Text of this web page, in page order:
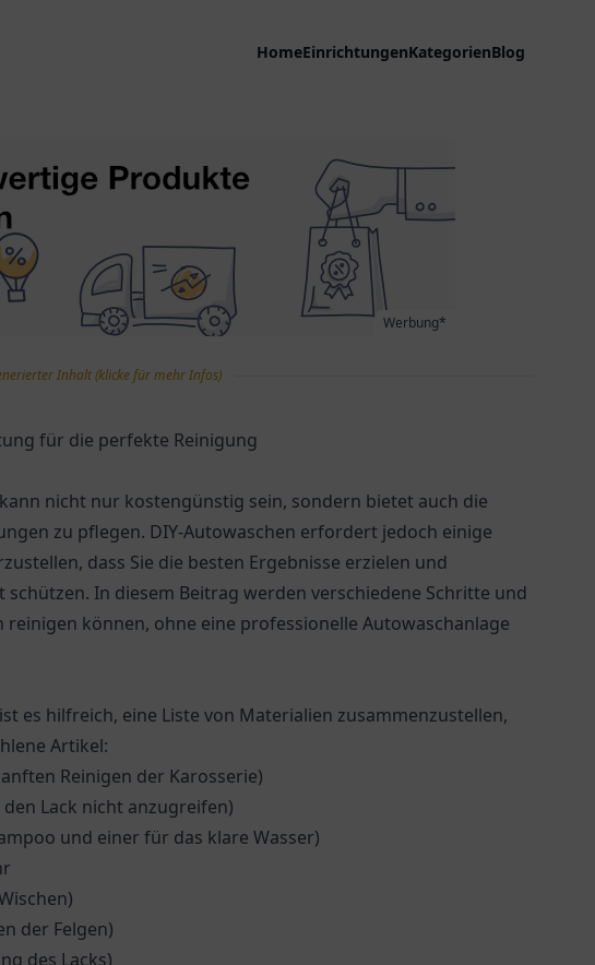
HomeEinrichtungenKategorienBlog
Werbung*
Inhalt (klicke für mehr Infos)
für die perfekte Reinigung
nicht nur kostengünstig sein, sondern bietet auch die
zu pflegen. DIY-Autowaschen erfordert jedoch einige
dass Sie die besten Ergebnisse erzielen und
In diesem Beitrag werden verschiedene Schritte und
können, ohne eine professionelle Autowaschanlage
es hilfreich, eine Liste von Materialien zusammenzustellen,
Artikel:
Reinigen der Karosserie)
Lack nicht anzugreifen)
und einer für das klare Wasser)
der Felgen)
des Lacks)